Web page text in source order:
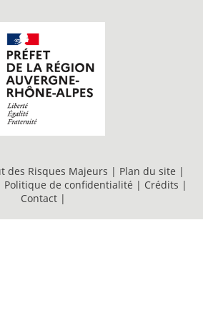
des Risques Majeurs | Plan du site |
Politique de confidentialité | Crédits |
Contact |